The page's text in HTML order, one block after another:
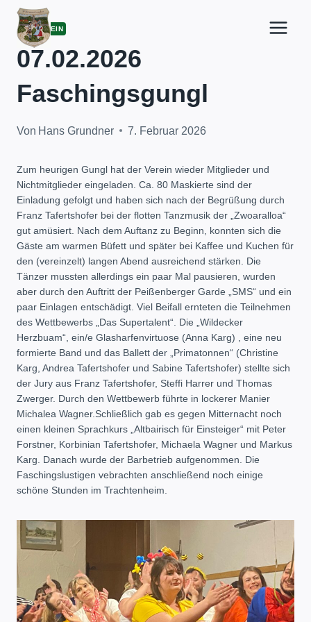
Zum
Inhalt
springen
ALLGEMEIN
07.02.2026
Faschingsgungl
Von Hans Grundner 7. Februar 2026
Zum heurigen Gungl hat der Verein wieder Mitglieder und
Nichtmitglieder eingeladen. Ca. 80 Maskierte sind der
Einladung gefolgt und haben sich nach der Begrüßung durch
Franz Tafertshofer bei der flotten Tanzmusik der „Zwoaralloa“
gut amüsiert. Nach dem Auftanz zu Beginn, konnten sich die
Gäste am warmen Büfett und später bei Kaffee und Kuchen für
den (vereinzelt) langen Abend ausreichend stärken. Die
Tänzer mussten allerdings ein paar Mal pausieren, wurden
aber durch den Auftritt der Peißenberger Garde „SMS“ und ein
paar Einlagen entschädigt. Viel Beifall ernteten die Teilnehmen
des Wettbewerbs „Das Supertalent“. Die „Wildecker
Herzbuam“, ein/e Glasharfenvirtuose (Anna Karg) , eine neu
formierte Band und das Ballett der „Primatonnen“ (Christine
Karg, Andrea Tafertshofer und Sabine Tafertshofer) stellte sich
der Jury aus Franz Tafertshofer, Steffi Harrer und Thomas
Zwerger. Durch den Wettbewerb führte in lockerer Manier
Michalea Wagner.Schließlich gab es gegen Mitternacht noch
einen kleinen Sprachkurs „Altbairisch für Einsteiger“ mit Peter
Forstner, Korbinian Tafertshofer, Michaela Wagner und Markus
Karg. Danach wurde der Barbetrieb aufgenommen. Die
Faschingslustigen vebrachten anschließend noch einige
schöne Stunden im Trachtenheim.